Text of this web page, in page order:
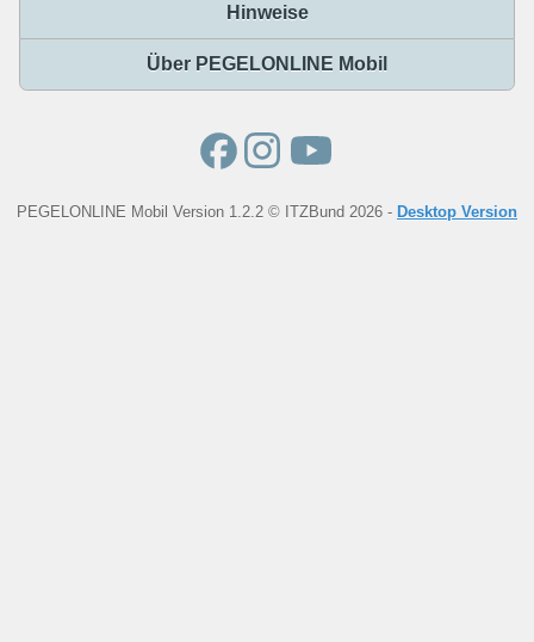
Hinweise
Über PEGELONLINE Mobil
PEGELONLINE Mobil Version 1.2.2 © ITZBund 2026 - Desktop Version